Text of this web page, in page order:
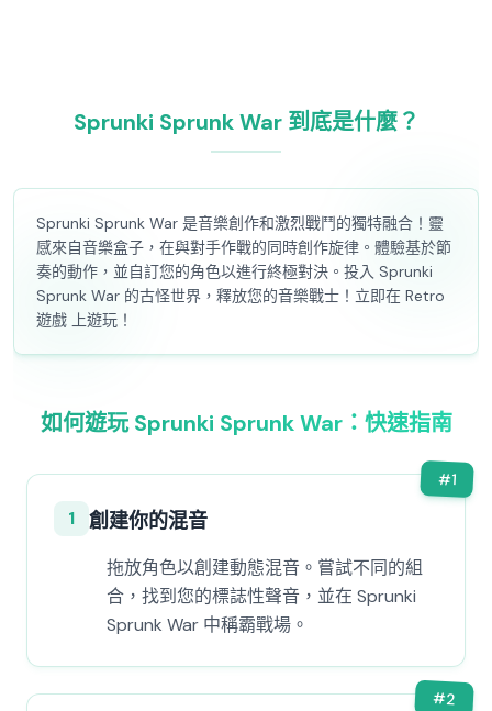
Sprunki Sprunk War 到底是什麼？
Sprunki Sprunk War 是音樂創作和激烈戰鬥的獨特融合！靈
感來自音樂盒子，在與對手作戰的同時創作旋律。體驗基於節
奏的動作，並自訂您的角色以進行終極對決。投入 Sprunki
Sprunk War 的古怪世界，釋放您的音樂戰士！立即在 Retro
遊戲 上遊玩！
如何遊玩 Sprunki Sprunk War：快速指南
#1
1 創建你的混音
拖放角色以創建動態混音。嘗試不同的組
合，找到您的標誌性聲音，並在 Sprunki
Sprunk War 中稱霸戰場。
#2